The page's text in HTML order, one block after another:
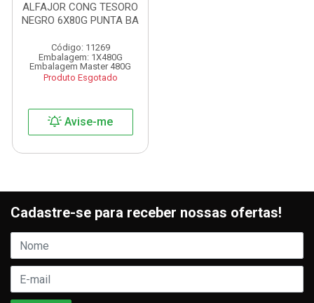
ALFAJOR CONG TESORO
NEGRO 6X80G PUNTA BA
Código: 11269
Embalagem: 1X480G
Embalagem Master 480G
Produto Esgotado
Avise-me
Cadastre-se para receber nossas ofertas!